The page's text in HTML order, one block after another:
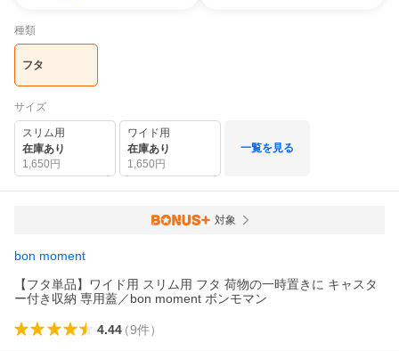
種類
フタ
サイズ
スリム用
在庫あり
1,650 円
ワイド用
在庫あり
1,650 円
一覧を見る
対象
bon moment
【フタ単品】ワイド用 スリム用 フタ 荷物の一時置きに キャスタ
ー付き収納 専用蓋／bon moment ボンモマン
4.44（9件）